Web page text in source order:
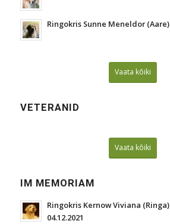
Ringokris Sunne Meneldor (Aare)
Vaata kõiki
VETERANID
Vaata kõiki
IM MEMORIAM
Ringokris Kernow Viviana (Ringa)
04.12.2021